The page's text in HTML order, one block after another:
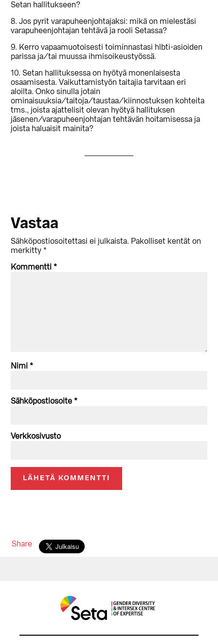
Setan hallitukseen?
8. Jos pyrit varapuheenjohtajaksi: mikä on mielestäsi
varapuheenjohtajan tehtävä ja rooli Setassa?
9. Kerro vapaamuotoisesti toiminnastasi hlbti-asioiden
parissa ja/tai muussa ihmisoikeustyössä.
10. Setan hallituksessa on hyötyä monenlaisesta
osaamisesta. Vaikuttamistyön taitajia tarvitaan eri
aloilta. Onko sinulla jotain
ominaisuuksia/taitoja/taustaa/kiinnostuksen kohteita
tms., joista ajattelisit olevan hyötyä hallituksen
jäsenen/varapuheenjohtajan tehtävän hoitamisessa ja
joista haluaisit mainita?
Lukijan
vuorovaikutus
Vastaa
Sähköpostiosoitettasi ei julkaista. Pakolliset kentät on
merkitty *
Kommentti*
Nimi*
Sähköpostiosoite*
Verkkosivusto
Share